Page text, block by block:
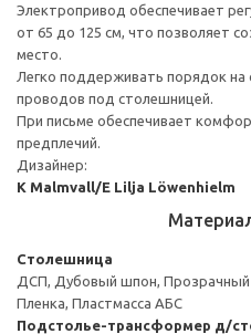
Электропривод обеспечивает
от 65 до 125 см, что позволяет
место.
Легко поддерживать порядок на
проводов под столешницей.
При письме обеспечивает
предплечий.
Дизайнер:
K Malmvall/E Lilja Löwenhielm
Столешница
ДСП, Дубовый шпон, Прозрачный
Пленка, Пластмасса АБС
Подстолье-трансформер д/